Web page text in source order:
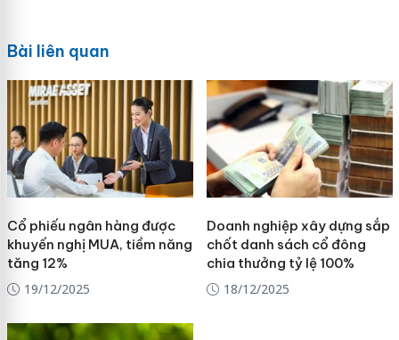
Bài liên quan
Cổ phiếu ngân hàng được
khuyến nghị MUA, tiềm năng
tăng 12%
19/12/2025
Doanh nghiệp xây dựng sắp
chốt danh sách cổ đông
chia thưởng tỷ lệ 100%
18/12/2025